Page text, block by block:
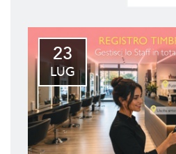
23
LUG